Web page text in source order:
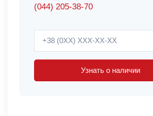
(044) 205-38-70
Узнать о наличии